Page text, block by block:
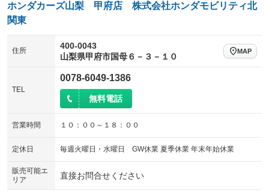
ホンダカーズ山梨 甲府店 株式会社ホンダモビリティ北
関東
住所
400-0043
山梨県甲府市国母６－３－１０
MAP
TEL
0078-6049-1386
無料電話
営業時間 １０：００～１８：００
定休日 毎週火曜日・水曜日 GW休業 夏季休業 年末年始休業
販売可能エ
リア
直接お問合せください